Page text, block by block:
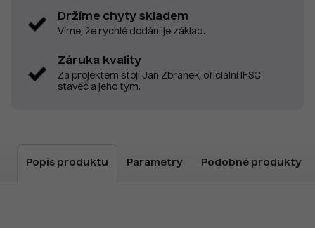
Držíme chyty skladem
Víme, že rychlé dodání je základ.
Záruka kvality
Za projektem stojí Jan Zbranek, oficiální IFSC
stavěč a jeho tým.
Popis produktu Parametry Podobné produkty